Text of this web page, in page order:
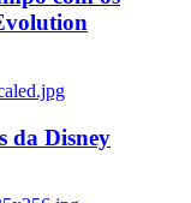
da Disney